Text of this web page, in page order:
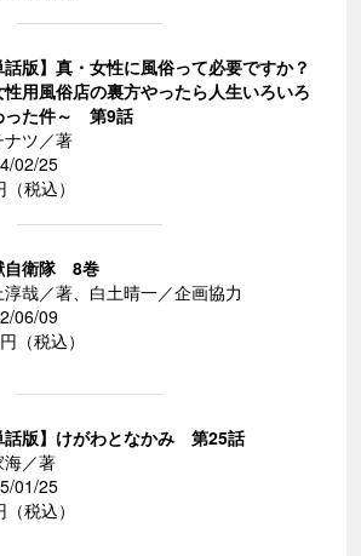
話版】真・女性に風俗って必要ですか？
性用風俗店の裏方やったら人生いろいろ
った件～ 第9話
ナツ／著
02/25
税込）
自衛隊 8巻
淳哉／著、白土晴一／企画協力
06/09
（税込）
話版】けがわとなかみ 第25話
海／著
01/25
税込）